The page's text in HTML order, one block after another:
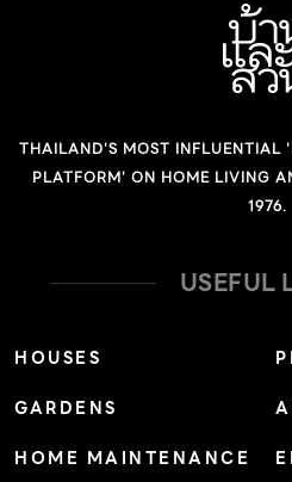
THAILAND'S MOST INFLUENTIAL
PLATFORM' ON HOME LIVING
1976.
USEFUL
HOUSES
GARDENS
HOME MAINTENANCE